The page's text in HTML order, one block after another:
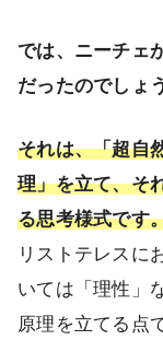
では、ニーチェ
だったのでしょ
それは、「超自
理」を立て、そ
る思考様式です
リストテレスに
いては「理性」
原理を立てる点